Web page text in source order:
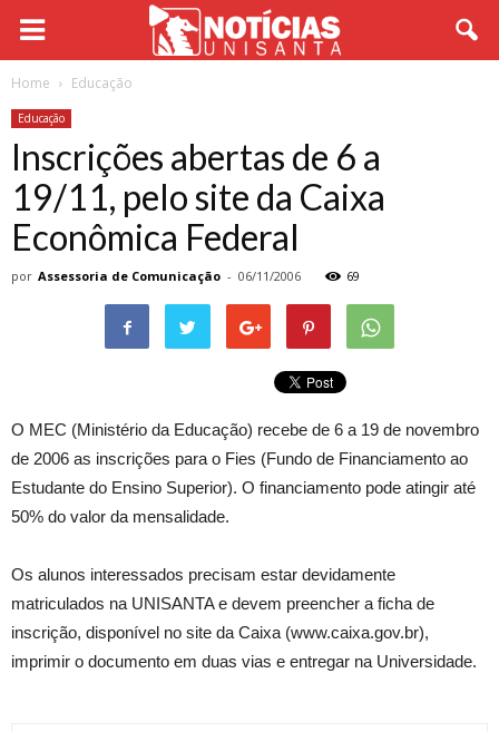
Home Educação
Educação
Inscrições abertas de 6 a
19/11, pelo site da Caixa
Econômica Federal
por Assessoria de Comunicação - 06/11/2006 69
O MEC (Ministério da Educação) recebe de 6 a 19 de novembro
de 2006 as inscrições para o Fies (Fundo de Financiamento ao
Estudante do Ensino Superior). O financiamento pode atingir até
50% do valor da mensalidade.
Os alunos interessados precisam estar devidamente
matriculados na UNISANTA e devem preencher a ficha de
inscrição, disponível no site da Caixa (www.caixa.gov.br),
imprimir o documento em duas vias e entregar na Universidade.